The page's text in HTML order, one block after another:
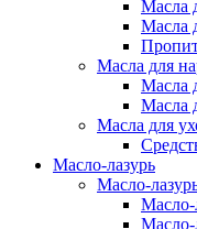
Масла
Масла
Масла для
Масла
Масла
Масла для
Масло-лазурь
Масло-
Масло-
Масло-